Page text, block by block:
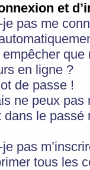
et
pas me
en ligne ?
de passe !
ne peux pas
le
pas
tous les